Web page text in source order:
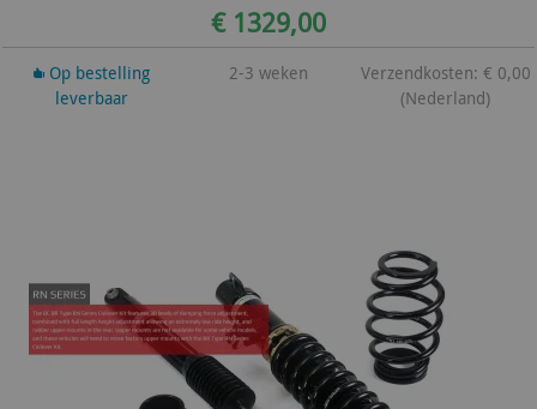
€ 1329,00
Op bestelling
leverbaar
2-3 weken
Verzendkosten: € 0,00
(Nederland)